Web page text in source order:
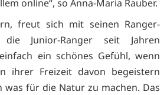
online“, so Anna-Maria Rauber.
freut sich mit seinen Ranger-
Junior-Ranger seit Jahren
ein schönes Gefühl, wenn
ihrer Freizeit davon begeistern
was für die Natur zu machen. Das